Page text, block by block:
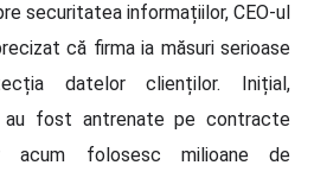
securitatea informațiilor, CEO-ul
că firma ia măsuri serioase
datelor clienților. Inițial,
au fost antrenate pe contracte
acum folosesc milioane de